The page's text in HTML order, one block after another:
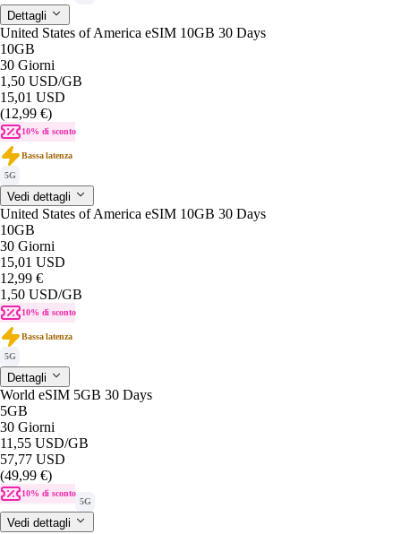
Dettagli
United States of America eSIM 10GB 30 Days
10GB
30 Giorni
1,50 USD/GB
15,01 USD
(12,99 €)
10% di sconto
Bassa latenza
5G
Vedi dettagli
United States of America eSIM 10GB 30 Days
10GB
30 Giorni
15,01 USD
12,99 €
1,50 USD/GB
10% di sconto
Bassa latenza
5G
Dettagli
World eSIM 5GB 30 Days
5GB
30 Giorni
11,55 USD/GB
57,77 USD
(49,99 €)
10% di sconto
5G
Vedi dettagli